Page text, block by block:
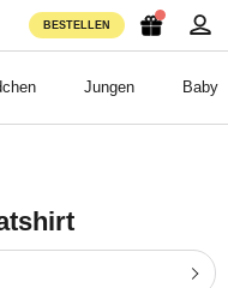
BESTELLEN
Jungen Baby